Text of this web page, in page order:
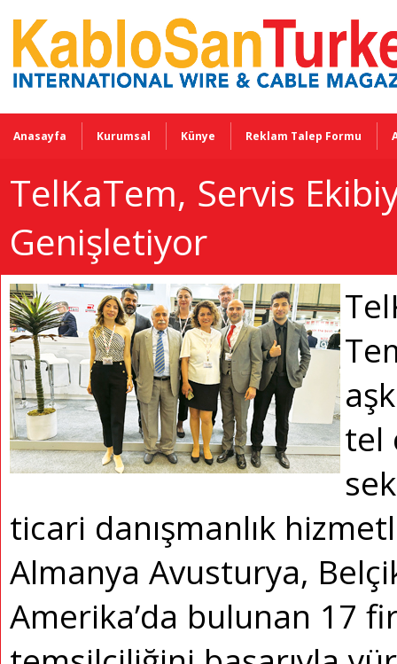
Anasayfa Kurumsal Künye Reklam Talep Formu
TelKaTem, Servis
Genişletiyor
tel
ticari danışmanlık
Almanya Avusturya,
Amerika’da bulunan 17